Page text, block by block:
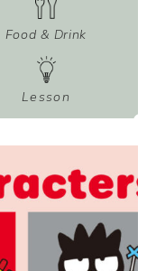
Food & Drink
Lesson